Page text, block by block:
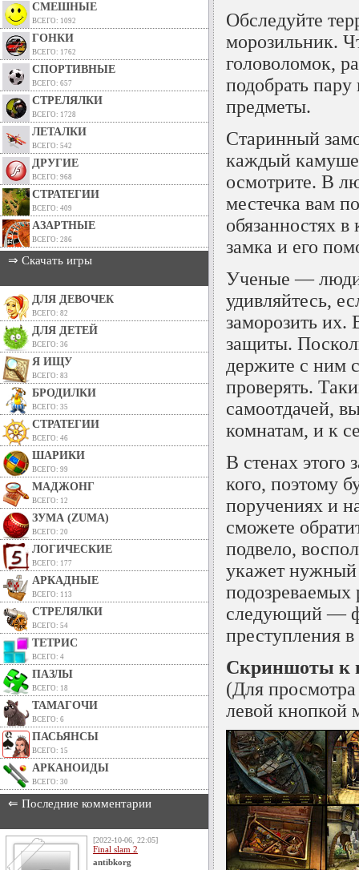
СМЕШНЫЕ
ВСЕГО: 1092
ГОНКИ
ВСЕГО: 1762
СПОРТИВНЫЕ
ВСЕГО: 657
СТРЕЛЯЛКИ
ВСЕГО: 1728
ЛЕТАЛКИ
ВСЕГО: 542
ДРУГИЕ
ВСЕГО: 968
СТРАТЕГИИ
ВСЕГО: 409
АЗАРТНЫЕ
ВСЕГО: 286
⇒ Скачать игры
ДЛЯ ДЕВОЧЕК
ВСЕГО: 82
ДЛЯ ДЕТЕЙ
ВСЕГО: 36
Я ИЩУ
ВСЕГО: 83
БРОДИЛКИ
ВСЕГО: 35
СТРАТЕГИИ
ВСЕГО: 46
ШАРИКИ
ВСЕГО: 99
МАДЖОНГ
ВСЕГО: 12
ЗУМА (ZUMA)
ВСЕГО: 20
ЛОГИЧЕСКИЕ
ВСЕГО: 177
АРКАДНЫЕ
ВСЕГО: 113
СТРЕЛЯЛКИ
ВСЕГО: 54
ТЕТРИС
ВСЕГО: 4
ПАЗЛЫ
ВСЕГО: 18
ТАМАГОЧИ
ВСЕГО: 6
ПАСЬЯНСЫ
ВСЕГО: 15
АРКАНОИДЫ
ВСЕГО: 30
⇐ Последние комментарии
[2022-10-06, 22:05]
Final slam 2
antibkorg
Обследуйте
морозильник.
головоломок,
подобрать
предметы.
Старинный
каждый
осмотрите. В
местечка вам
обязанностях
замка и его
Ученые — люди
удивляйтесь,
заморозить их.
защиты.
держите с ним
проверять.
самоотдачей,
комнатам, и к
В стенах этого
кого, поэтому
поручениях и
сможете
подвело,
укажет нужный
подозреваемых
следующий —
преступления
Скриншоты к
(Для
левой кнопкой